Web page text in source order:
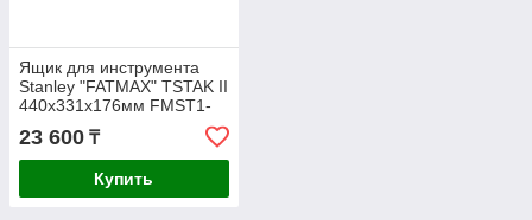
Ящик для инструмента
Stanley "FATMAX" TSTAK II
440х331х176мм FMST1-
23 600 ₸
Купить